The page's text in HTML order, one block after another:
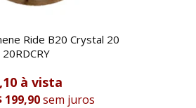
Ride B20 Crystal 20
199,90sem juros